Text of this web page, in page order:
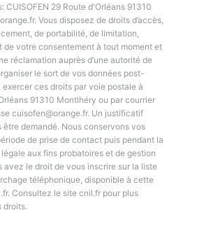
CUISOFEN 29 Route d'Orléans 91310
Vous disposez de droits d’accès,
de portabilité, de limitation,
de votre consentement à tout moment et
réclamation auprès d’une autorité de
le sort de vos données post-
exercer ces droits par voie postale à
91310 Montlhéry ou par courrier
cuisofen@orange.fr. Un justificatif
demandé. Nous conservons vos
de prise de contact puis pendant la
aux fins probatoires et de gestion
avez le droit de vous inscrire sur la liste
téléphonique, disponible à cette
. Consultez le site cnil.fr pour plus
droits.